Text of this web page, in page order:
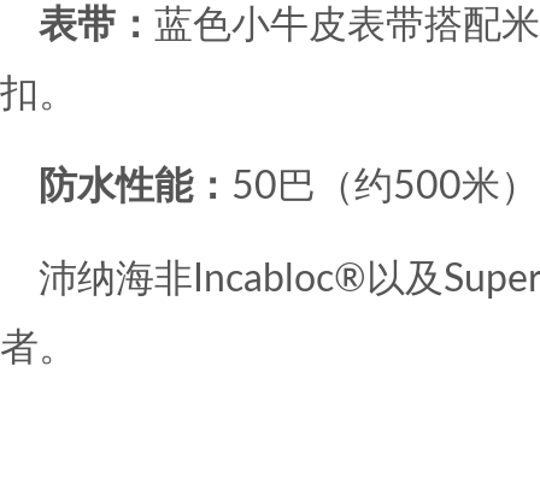
表带： 蓝色小牛皮表带搭配
扣。
防水性能： 50巴（约500米
沛纳海非Incabloc®以及
者。